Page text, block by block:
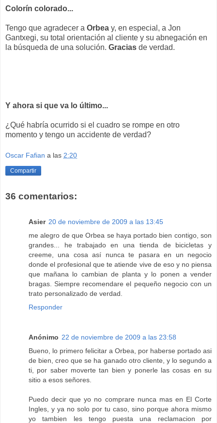
Colorín colorado...
Tengo que agradecer a Orbea y, en especial, a Jon
Gantxegi, su total orientación al cliente y su abnegación en
la búsqueda de una solución. Gracias de verdad.
Y ahora si que va lo último...
¿Qué habría ocurrido si el cuadro se rompe en otro
momento y tengo un accidente de verdad?
Oscar Fafian a las 2:20
Compartir
36 comentarios:
Asier 20 de noviembre de 2009 a las 13:45
me alegro de que Orbea se haya portado bien contigo, son
grandes... he trabajado en una tienda de bicicletas y
creeme, una cosa así nunca te pasara en un negocio
donde el profesional que te atiende vive de eso y no piensa
que mañana lo cambian de planta y lo ponen a vender
bragas. Siempre recomendare el pequeño negocio con un
trato personalizado de verdad.
Responder
Anónimo 22 de noviembre de 2009 a las 23:58
Bueno, lo primero felicitar a Orbea, por haberse portado asi
de bien, creo que se ha ganado otro cliente, y lo segundo a
ti, por saber moverte tan bien y ponerle las cosas en su
sitio a esos señores.
Puedo decir que yo no comprare nunca mas en El Corte
Ingles, y ya no solo por tu caso, sino porque ahora mismo
yo tambien les tengo puesta una reclamacion por